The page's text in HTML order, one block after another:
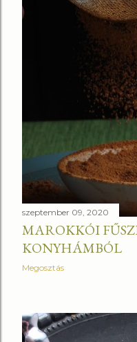
szeptember 09, 2020
MAROKKÓI
KONYHÁMBÓL
Megosztás